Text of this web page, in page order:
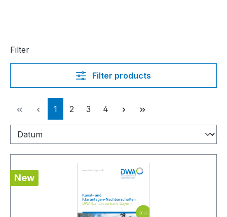
Filter
Filter products
Page
1 Page
2 Page
3 Page
4
New